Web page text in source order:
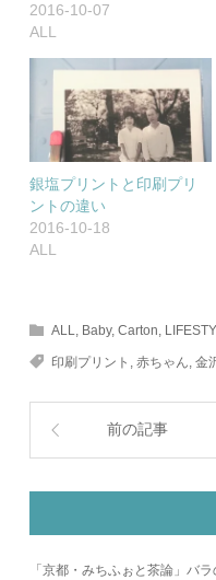
2016-10-07
ALL
銀塩プリントと印刷プリ
ントの違い
2016-10-18
ALL
ALL Baby,Carton
印刷プリント ,赤ちゃん ,金
前の記事
「京都・みちふぉと茶論」バ